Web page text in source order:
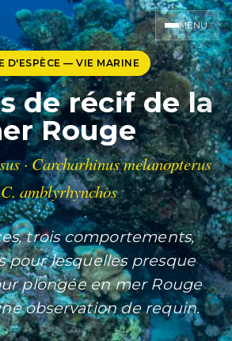
MENU
D'ESPÈCE — VIE MARINE
de récif de la
Rouge
· Carcharhinus melanopterus
C. amblyrhynchos
trois comportements,
pour lesquelles presque
plongée en mer Rouge
observation de requin.